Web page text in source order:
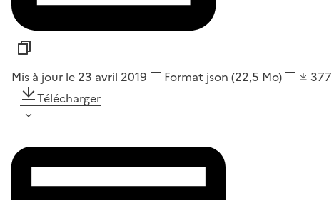
Mis à jour le 23 avril 2019 Format json (22,5 Mo) 377
Télécharger